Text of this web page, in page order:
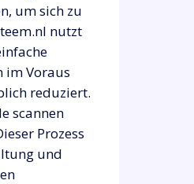
um sich zu
nutzt
im Voraus
reduziert.
scannen
Prozess
und